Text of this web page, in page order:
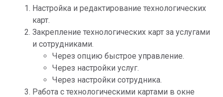
Настройка и редактирование технологических
карт.
Закрепление технологических карт за услугами
и сотрудниками.
Через опцию быстрое управление.
Через настройки услуг.
Через настройки сотрудника.
Работа с технологическими картами в окне